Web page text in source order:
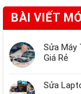
BÀI VIẾT
Sửa Máy
Giá Rẻ
Sửa